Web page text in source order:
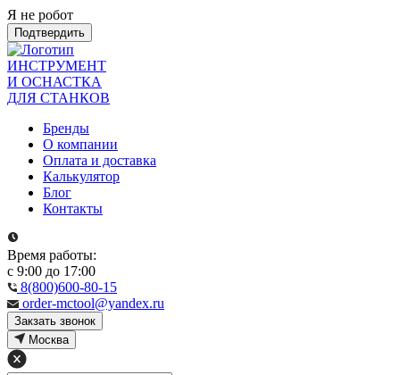
Я не робот
Подтвердить
ИНСТРУМЕНТ
И ОСНАСТКА
ДЛЯ СТАНКОВ
Бренды
О компании
Оплата и доставка
Калькулятор
Блог
Контакты
Время работы:
с 9:00 до 17:00
8(800)600-80-15
order-mctool@yandex.ru
Закзать звонок
Москва